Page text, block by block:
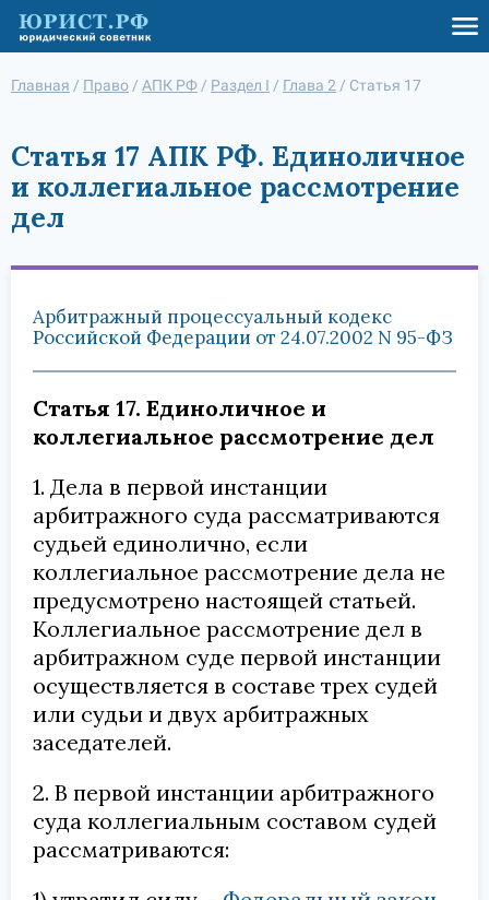
Главная / Право / АПК РФ / Раздел I / Глава 2 / Статья 17
Статья 17 АПК РФ. Единоличное
и коллегиальное рассмотрение
дел
Арбитражный процессуальный кодекс
Российской Федерации от 24.07.2002 N 95-ФЗ
Статья 17. Единоличное и
коллегиальное рассмотрение дел
1. Дела в первой инстанции
арбитражного суда рассматриваются
судьей единолично, если
коллегиальное рассмотрение дела не
предусмотрено настоящей статьей.
Коллегиальное рассмотрение дел в
арбитражном суде первой инстанции
осуществляется в составе трех судей
или судьи и двух арбитражных
заседателей.
2. В первой инстанции арбитражного
суда коллегиальным составом судей
рассматриваются: